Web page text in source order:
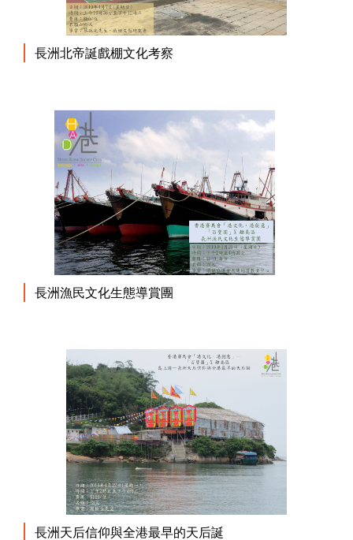
長洲北帝誕戲棚文化考察
長洲漁民文化生態導賞團
長洲天后信仰與全港最早的天后誕